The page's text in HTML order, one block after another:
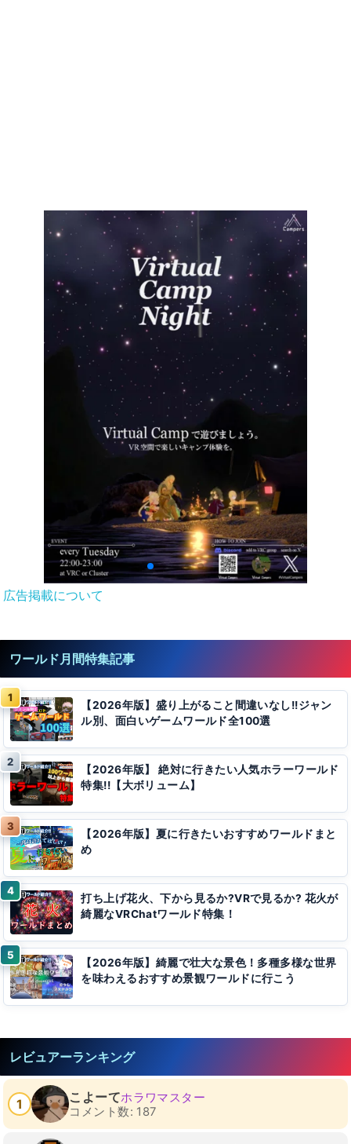
広告掲載について
ワールド月間特集記事
【2026年版】盛り上がること間違いなし!!ジャン
ル別、面白いゲームワールド全100選
【2026年版】 絶対に行きたい人気ホラーワールド
特集!!【大ボリューム】
【2026年版】夏に行きたいおすすめワールドまと
め
打ち上げ花火、下から見るか?VRで見るか? 花火が
綺麗なVRChatワールド特集！
【2026年版】綺麗で壮大な景色！多種多様な世界
を味わえるおすすめ景観ワールドに行こう
レビュアーランキング
1 こよーてホラワマスター
コメント数: 187